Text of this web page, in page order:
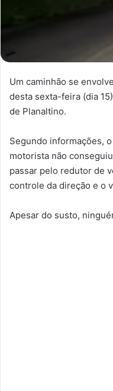
Um caminhão se
desta sexta-feira (dia
de Planaltino.
Segundo informações,
motorista não
passar pelo redutor de
controle da direção e o
Apesar do susto,